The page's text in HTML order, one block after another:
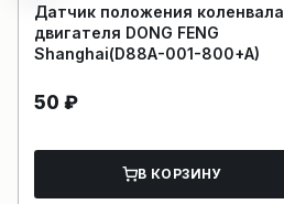
Датчик положения коленвала
двигателя DONG FENG
Shanghai(D88A-001-800+A)
50 ₽
В КОРЗИНУ